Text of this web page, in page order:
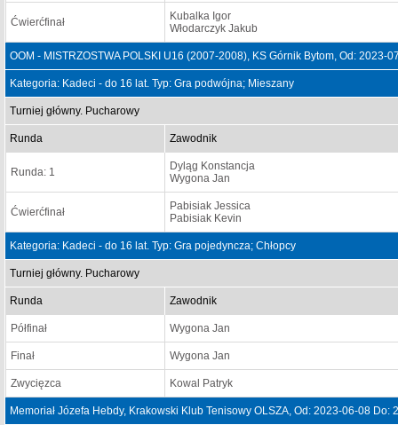
Ćwierćfinał
Kubalka Igor
Włodarczyk Jakub
OOM - MISTRZOSTWA POLSKI U16 (2007-2008), KS Górnik Bytom, Od: 2023-
Kategoria: Kadeci - do 16 lat. Typ: Gra podwójna; Mieszany
Turniej główny. Pucharowy
Runda Zawodnik
Runda: 1
Dyląg Konstancja
Wygona Jan
Ćwierćfinał
Pabisiak Jessica
Pabisiak Kevin
Kategoria: Kadeci - do 16 lat. Typ: Gra pojedyncza; Chłopcy
Turniej główny. Pucharowy
Runda Zawodnik
Półfinał Wygona Jan
Finał Wygona Jan
Zwycięzca Kowal Patryk
Memoriał Józefa Hebdy, Krakowski Klub Tenisowy OLSZA, Od: 2023-06-08 Do: